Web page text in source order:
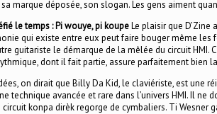
sa marque déposée, son slogan. Les gens aiment
le temps : Pi wouye, pi koupeLe plaisir que
qui existe entre eux peut faire bouger même les
guitariste le démarque de la mêlée du circuit
dont il fait partie, assure parfaitement bien
on dirait que Billy Da Kid, le claviériste, est une
technique avancée et rare dans l’univers HMI. Il
circuit konpa dirèk regorge de cymbaliers. Ti